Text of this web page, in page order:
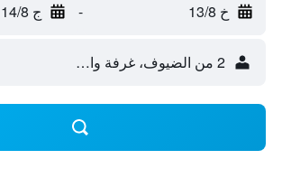
خ 13/8 - ج 14/8
2 من الضيوف، غرفة واحدة